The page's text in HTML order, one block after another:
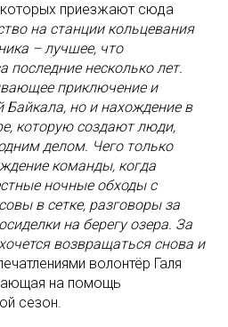
которых приезжают сюда
на станции кольцевания
– лучшее, что
последние несколько лет.
приключение и
Байкала, но и нахождение в
которую создают люди,
делом. Чего только
команды, когда
ночные обходы с
в сетке, разговоры за
на берегу озера. За
возвращаться снова и
волонтёр Галя
на помощь
сезон.